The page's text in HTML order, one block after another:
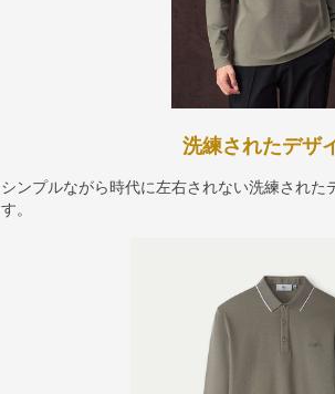
洗練されたデザ
シンプルながら時代に左右されない洗練された
す。